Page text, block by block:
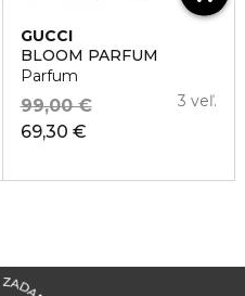
GUCCI
BLOOM PARFUM
Parfum
69,30 €
99,00 € 3 veľ.